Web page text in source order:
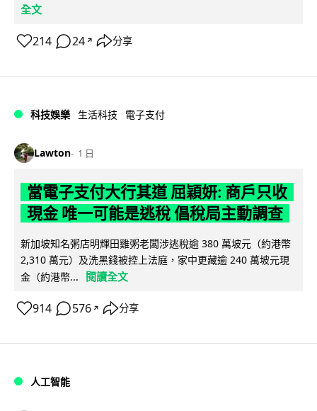
全文
214 24 ↗ 分享
科技娛樂 生活科技 電子支付
Lawton 1 日
當電子支付大行其道 屈穎妍: 商戶只收
現金 唯一可能是逃稅 倡稅局主動調查
新加坡知名粥店明輝田雞粥老闆涉逃稅逾 380 萬坡元（約港幣
2,310 萬元）及洗黑錢被控上法庭，家中更藏逾 240 萬坡元現
金（約港幣...
閱讀全文
914 576 ↗ 分享
人工智能